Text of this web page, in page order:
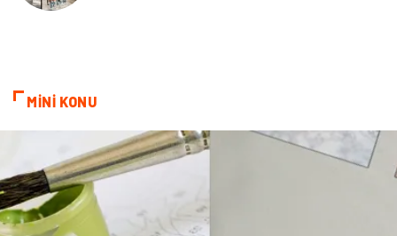
Kiralama Servisleri
Çadır
MİNİ KONU